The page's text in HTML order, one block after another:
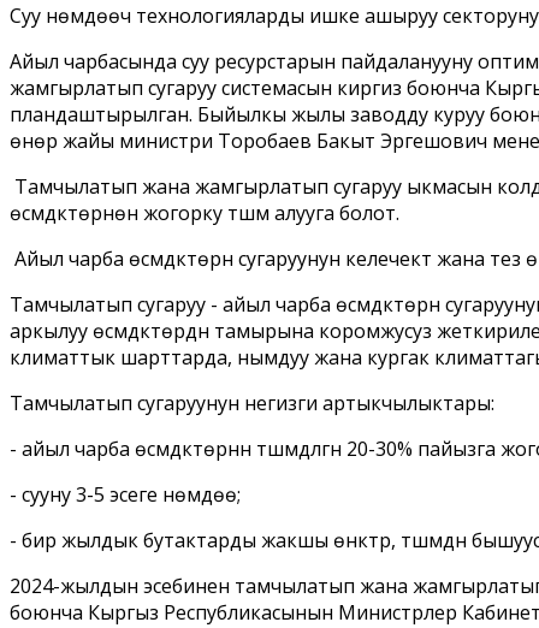
Суу үнөмдөөчү технологияларды ишке ашыруу
Айыл чарбасында суу ресурстарын пайдаланууну
жамгырлатып сугаруу системасын киргизүү боюнча
пландаштырылган. Быйылкы жылы заводду куруу
өнөр жайы министри Торобаев Бакыт Эргешович
Тамчылатып жана жамгырлатып сугаруу ыкмасын
өсүмдүктөрүнөн жогорку түшүм алууга болот.
Айыл чарба өсүмдүктөрүн сугаруунун келечектүү жана
Тамчылатып сугаруу - айыл чарба өсүмдүктөрүн
аркылуу өсүмдүктөрдүн тамырына коромжусуз
климаттык шарттарда, нымдуу жана кургак
Тамчылатып сугаруунун негизги артыкчылыктары:
- айыл чарба өсүмдүктөрүнүн түшүмдүүлүгүн 20-30% пайызга
- сууну 3-5 эсеге үнөмдөө;
- бир жылдык бутактарды жакшы өнүктүрүү, түшүмдүн
2024-жылдын эсебинен тамчылатып жана жамгырлатып
боюнча Кыргыз Республикасынын Министрлер